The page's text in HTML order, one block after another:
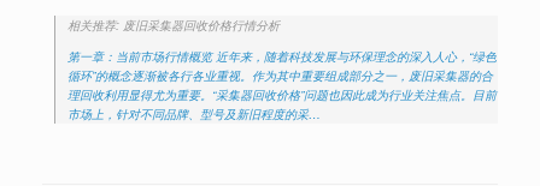
相关推荐: 废旧采集器回收价格行情分析
第一章：当前市场行情概览 近年来，随着科技发展与环保理念的深入人心，“绿色
循环”的概念逐渐被各行各业重视。作为其中重要组成部分之一，废旧采集器的合
理回收利用显得尤为重要。“采集器回收价格”问题也因此成为行业关注焦点。目前
市场上，针对不同品牌、型号及新旧程度的采…